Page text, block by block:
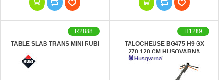
TABLE SLAB TRANS MINI RUBI
R2888
TALOCHEUSE BG475 H9 GX
270 120 CM HUSQVARNA
H1289